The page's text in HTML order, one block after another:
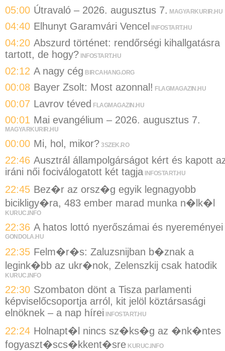
05:00 Útravaló – 2026. augusztus 7. MAGYARKURIR.HU
04:40 Elhunyt Garamvári Vencel INFOSTART.HU
04:20 Abszurd történet: rendőrségi kihallgatásra
tartott, de hogy? INFOSTART.HU
02:12 A nagy cég BIRCAHANG.ORG
00:08 Bayer Zsolt: Most azonnal! FLAGMAGAZIN.HU
00:07 Lavrov téved FLAGMAGAZIN.HU
00:01 Mai evangélium – 2026. augusztus 7.
MAGYARKURIR.HU
00:00 Mi, hol, mikor? 3SZEK.RO
22:46 Ausztrál állampolgárságot kért és kapott
iráni női fociválogatott két tagja INFOSTART.HU
22:45 Bez�r az orsz�g egyik legnagyobb
bicikligy�ra, 483 ember marad munka n�lk�l
KURUC.INFO
22:36 A hatos lottó nyerőszámai és nyereményei
GONDOLA.HU
22:35 Felm�r�s: Zaluzsnijban b�znak a
legink�bb az ukr�nok, Zelenszkij csak hatodik
KURUC.INFO
22:30 Szombaton dönt a Tisza parlamenti
képviselőcsoportja arról, kit jelöl köztársasági
elnöknek – a nap hírei
INFOSTART.HU
22:24 Holnapt�l nincs sz�ks�g az �nk�ntes
fogyaszt�scs�kkent�sre KURUC.INFO